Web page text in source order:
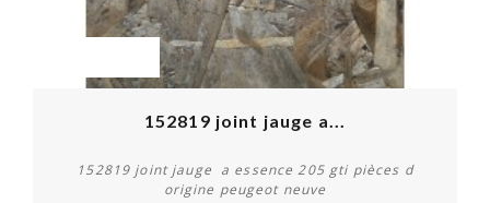
152819 joint jauge a...
152819 joint jauge a essence 205 gti pièces d
origine peugeot neuve